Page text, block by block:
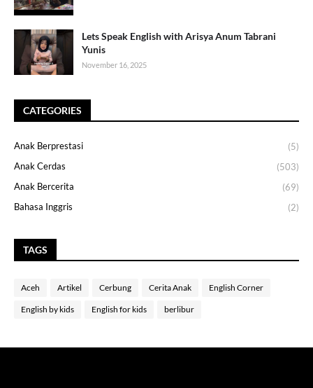
Lets Speak English with Arisya Anum Tabrani
Yunis
November 16, 2025
CATEGORIES
Anak Berprestasi
(5)
Anak Cerdas
(503)
Anak Bercerita
(69)
Bahasa Inggris
(2)
TAGS
Aceh Artikel Cerbung Cerita Anak English Corner
English by kids English for kids berlibur